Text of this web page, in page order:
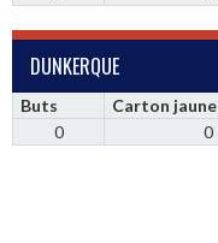
DUNKERQUE
Buts Carton jaune
0
0